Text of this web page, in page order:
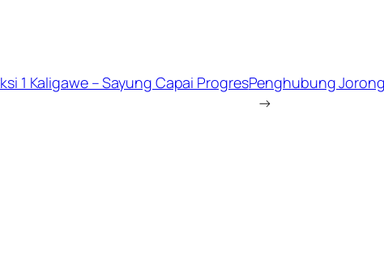
1 Kaligawe – Sayung Capai ProgresPenghubung
→